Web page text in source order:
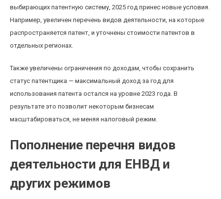
выбирающих патентную систему, 2025 год принес новые условия.
Например, увеличен перечень видов деятельности, на которые
распространяется патент, и уточнены стоимости патентов в
отдельных регионах.
Также увеличены ограничения по доходам, чтобы сохранить
статус патентщика — максимальный доход за год для
использования патента остался на уровне 2023 года. В
результате это позволит некоторым бизнесам
масштабироваться, не меняя налоговый режим.
Пополнение перечня видов
деятельности для ЕНВД и
других режимов